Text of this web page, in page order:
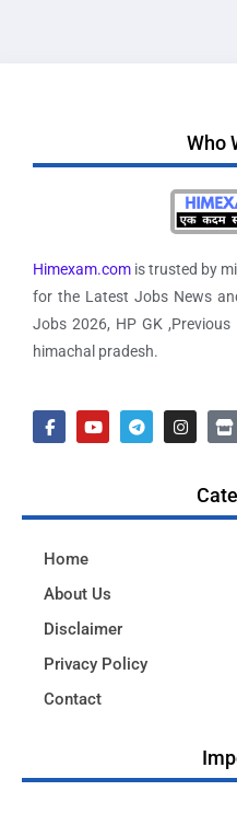
Who
Himexam.com is trusted by
for the Latest Jobs News
Jobs 2026, HP GK
himachal pradesh.
Home
About Us
Disclaimer
Privacy Policy
Contact